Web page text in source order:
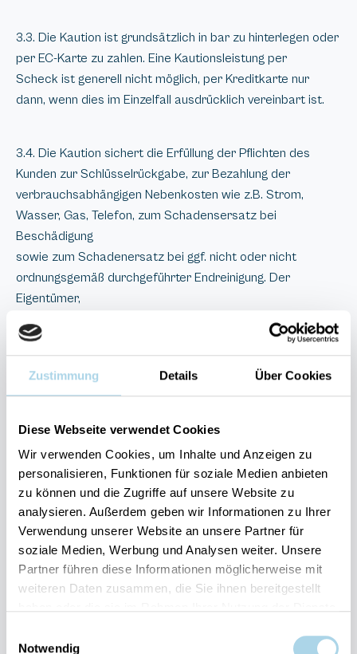
Zustimmung Details Über Cookies
Diese Webseite verwendet Cookies
Wir verwenden Cookies, um Inhalte und Anzeigen zu
personalisieren, Funktionen für soziale Medien anbieten
zu können und die Zugriffe auf unsere Website zu
analysieren. Außerdem geben wir Informationen zu Ihrer
Verwendung unserer Website an unsere Partner für
soziale Medien, Werbung und Analysen weiter. Unsere
Partner führen diese Informationen möglicherweise mit
weiteren Daten zusammen, die Sie ihnen bereitgestellt
Notwendig
3.3. Die Kaution ist grundsätzlich in bar zu hinterlegen oder
per EC-Karte zu zahlen. Eine Kautionsleistung per
Scheck ist generell nicht möglich, per Kreditkarte nur
dann, wenn dies im Einzelfall ausdrücklich vereinbart ist.
3.4. Die Kaution sichert die Erfüllung der Pflichten des
Kunden zur Schlüsselrückgabe, zur Bezahlung der
verbrauchsabhängigen Nebenkosten wie z.B. Strom,
Wasser, Gas, Telefon, zum Schadensersatz bei
Beschädigung
sowie zum Schadenersatz bei ggf. nicht oder nicht
ordnungsgemäß durchgeführter Endreinigung. Der
Eigentümer,
Einbehalte an der Kaution vorzunehmen.
3.5. Soweit vom Eigentümer, bzw. seinen Beauftragten
gemäß Ziffer 3.4 vorgenommen wird, erfolgt die
Rückzahlung bis spätestens 14 Tage nach Belegungsende.
Ansonsten erfolgt die Abrechnung und gegebenenfalls
Rückzahlung ebenfalls spätestens 14 Tage nach
Belegungsende.
4. Leistungspflichten von ST und
Leistungsänderungen
der Überlassung des gebuchten Ferienobjekts in dem